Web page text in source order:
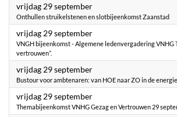
vrijdag 29 september2023
Onthullen struikelstenen en slotbijeenkomst Zaanstad
vrijdag 29 september2023
VNGH bijeenkomst - Algemene ledenvergadering VNHG
vertrouwen”.
vrijdag 29 september2023
Bustour voor ambtenaren: van HOE naar ZO in de
vrijdag 29 september2023
Themabijeenkomst VNHG Gezag en Vertrouwen 29